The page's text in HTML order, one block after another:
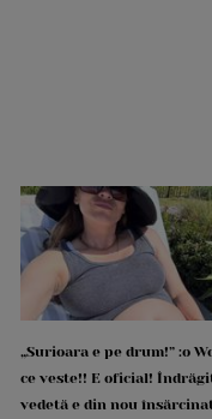
„Surioara e pe drum!” :o
ce veste!! E oficial!
vedetă e din nou